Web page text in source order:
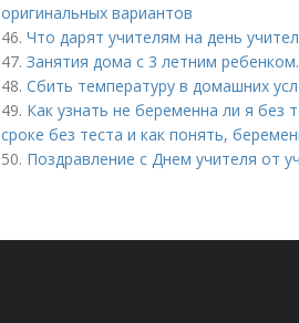
оригинальных вариантов
46. Что дарят учителям на день
47. Занятия дома с 3 летним
48. Сбить температуру в домашних
49. Как узнать не беременна ли я
сроке без теста и как понять,
50. Поздравление с Днем учителя от